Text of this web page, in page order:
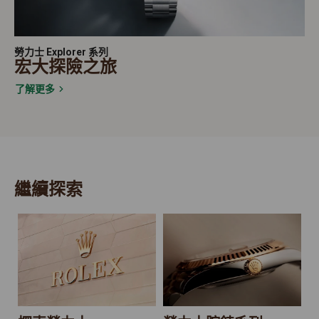
勞力士 Explorer 系列
宏大探險之旅
了解更多
繼續探索